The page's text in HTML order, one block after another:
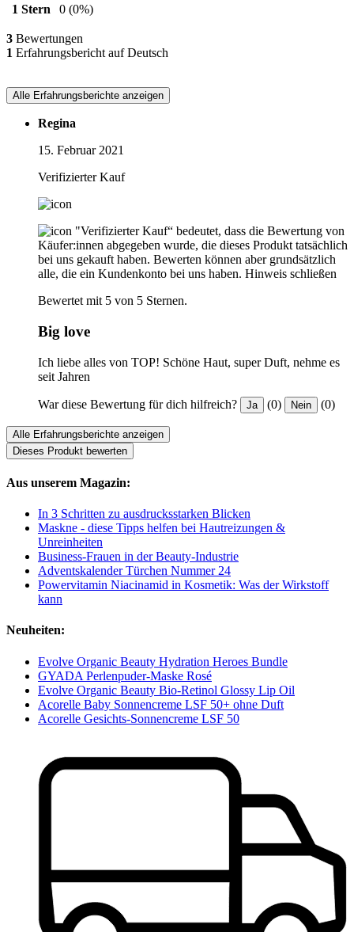
1 Stern
0 (0%)
3 Bewertungen
1 Erfahrungsbericht auf Deutsch
Alle Erfahrungsberichte anzeigen
Regina
15. Februar 2021
Verifizierter Kauf
"Verifizierter Kauf“ bedeutet, dass die Bewertung von
Käufer:innen abgegeben wurde, die dieses Produkt tatsächlich
bei uns gekauft haben. Bewerten können aber grundsätzlich
alle, die ein Kundenkonto bei uns haben. Hinweis schließen
Bewertet mit 5 von 5 Sternen.
Big love
Ich liebe alles von TOP! Schöne Haut, super Duft, nehme es
seit Jahren
War diese Bewertung für dich hilfreich? Ja (0) Nein (0)
Alle Erfahrungsberichte anzeigen
Dieses Produkt bewerten
Aus unserem Magazin:
In 3 Schritten zu ausdrucksstarken Blicken
Maskne - diese Tipps helfen bei Hautreizungen &
Unreinheiten
Business-Frauen in der Beauty-Industrie
Adventskalender Türchen Nummer 24
Powervitamin Niacinamid in Kosmetik: Was der Wirkstoff
kann
Neuheiten:
Evolve Organic Beauty Hydration Heroes Bundle
GYADA Perlenpuder-Maske Rosé
Evolve Organic Beauty Bio-Retinol Glossy Lip Oil
Acorelle Baby Sonnencreme LSF 50+ ohne Duft
Acorelle Gesichts-Sonnencreme LSF 50